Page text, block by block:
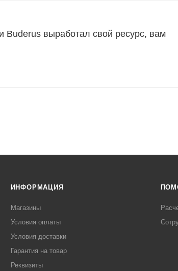
Buderus выработал свой ресурс, вам
ИНФОРМАЦИЯ
Магазины
Условия оплаты
Условия доставки
Гарантия на товар
Реквизиты